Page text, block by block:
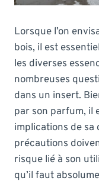
Lorsque l’on
bois, il est
les diverses
nombreuses
dans un insert.
par son parfum, il
implications de sa
précautions
risque lié à son
qu’il faut